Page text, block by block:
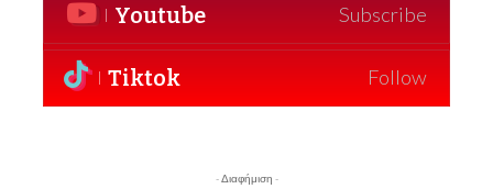
Youtube Subscribe
Tiktok Follow
- Διαφήμιση -